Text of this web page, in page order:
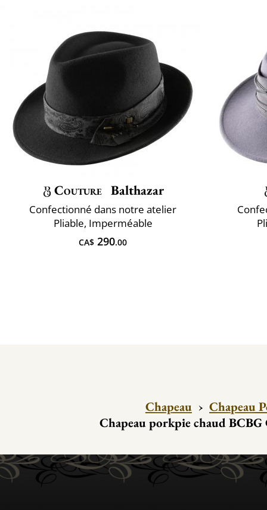
Couture Balthazar
Confectionné dans notre atelier
Pliable, Imperméable
CA$ 290.00
Chapeau › Chapeau
Chapeau porkpie chaud